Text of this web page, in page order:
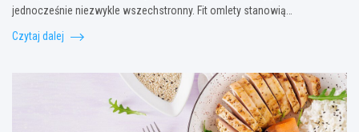
jednocześnie niezwykle wszechstronny. Fit omlety stanowią…
Czytaj dalej